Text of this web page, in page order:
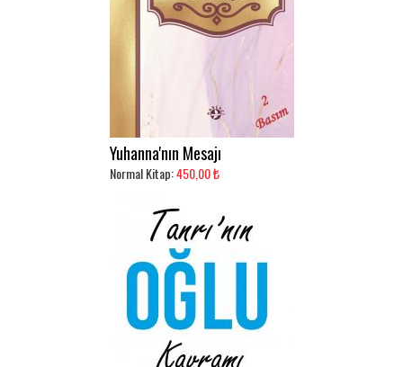
Yuhanna'nın Mesajı
Normal Kitap:450,00 ₺